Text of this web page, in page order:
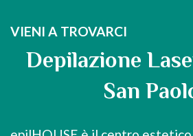
VIENI A TROVARCI
Depilazione
San